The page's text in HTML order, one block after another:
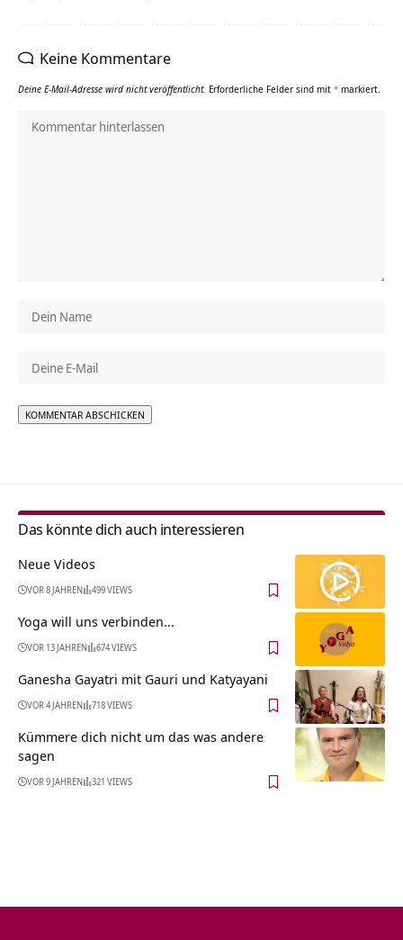
Keine Kommentare
Deine E-Mail-Adresse wird nicht veröffentlicht. Erforderliche Felder sind mit * markiert.
Das könnte dich auch interessieren
Neue Videos
VOR 8 JAHREN 499 VIEWS
Yoga will uns verbinden…
VOR 13 JAHREN 674 VIEWS
Ganesha Gayatri mit Gauri und Katyayani
VOR 4 JAHREN 718 VIEWS
Kümmere dich nicht um das was andere
sagen
VOR 9 JAHREN 321 VIEWS